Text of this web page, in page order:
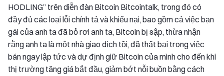
HODLING” trên diễn đàn Bitcoin Bitcointalk, trong đó có
đầy đủ các loại lỗi chính tả và khiếu nại, bao gồm cả việc bạn
gái của anh ta đã bỏ rơi anh ta, Bitcoin bị sập, thừa nhận
rằng anh ta là một nhà giao dịch tồi, đã thất bại trong việc
bán ngay lập tức và dự định giữ Bitcoin của mình cho đến khi
thị trường tăng giá bắt đầu, giảm bớt nỗi buồn bằng cách